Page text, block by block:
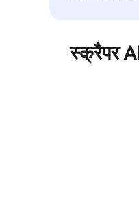
स्क्रैपर